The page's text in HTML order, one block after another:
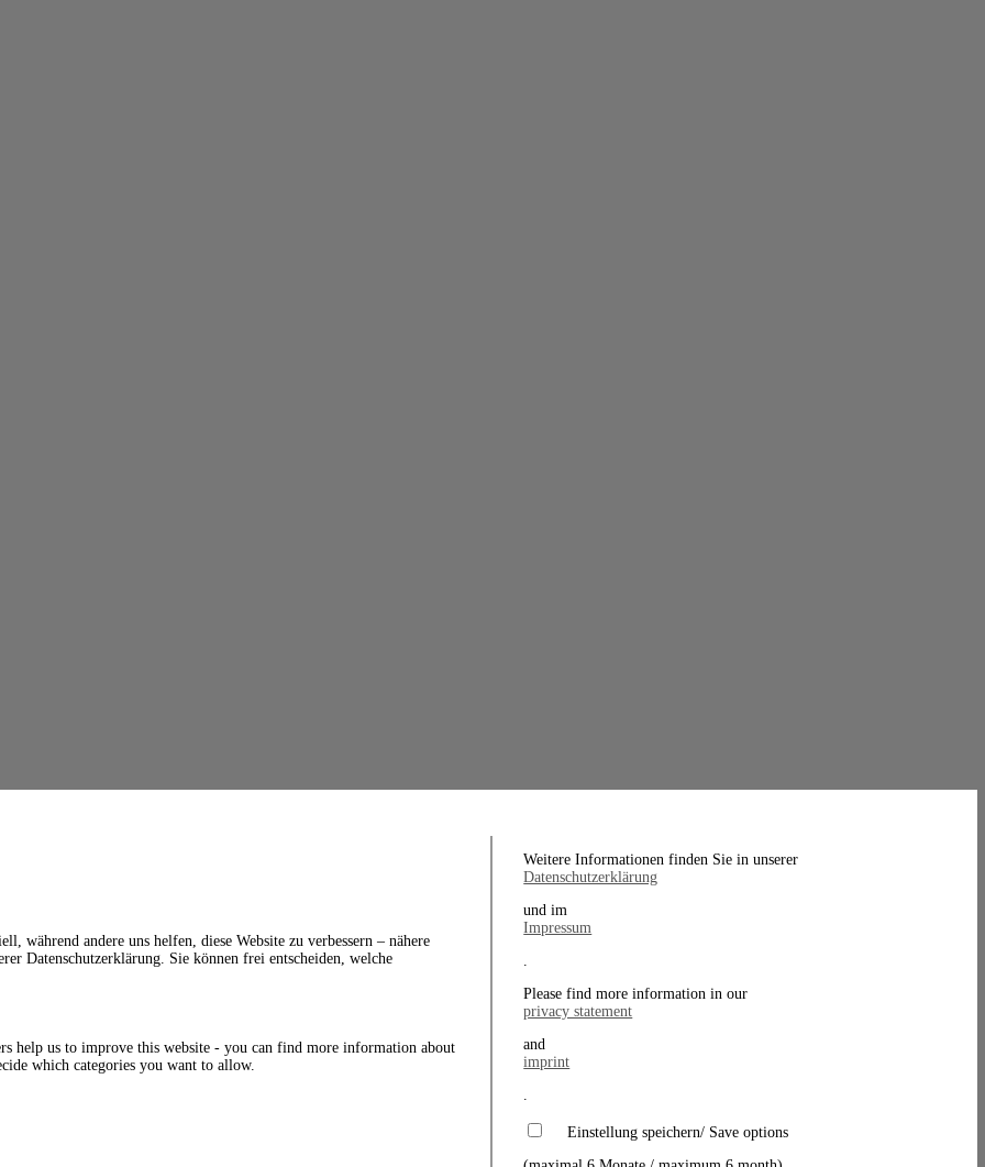
während andere uns helfen, diese Website zu verbessern – nähere
Datenschutzerklärung. Sie können frei entscheiden, welche
help us to improve this website - you can find more information about
which categories you want to allow.
Weitere Informationen finden Sie in unserer
Datenschutzerklärung
und im
Impressum
.
Please find more information in our
privacy statement
and
imprint
.
Einstellung speichern/ Save options